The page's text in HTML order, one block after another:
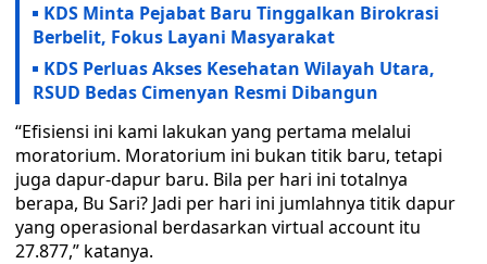
KDS Minta Pejabat Baru Tinggalkan Birokrasi
Berbelit, Fokus Layani Masyarakat
KDS Perluas Akses Kesehatan Wilayah Utara,
RSUD Bedas Cimenyan Resmi Dibangun
“Efisiensi ini kami lakukan yang pertama melalui
moratorium. Moratorium ini bukan titik baru, tetapi
juga dapur-dapur baru. Bila per hari ini totalnya
berapa, Bu Sari? Jadi per hari ini jumlahnya titik dapur
yang operasional berdasarkan virtual account itu
27.877,” katanya.